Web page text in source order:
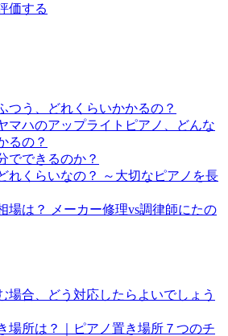
価する
つう、どれくらいかかるの？
マハのアップライトピアノ、どんな
るの？
でできるのか？
れくらいなの？ ～大切なピアノを長
場は？ メーカー修理vs調律師にたの
場合、どう対応したらよいでしょう
場所は？｜ピアノ置き場所７つのチ